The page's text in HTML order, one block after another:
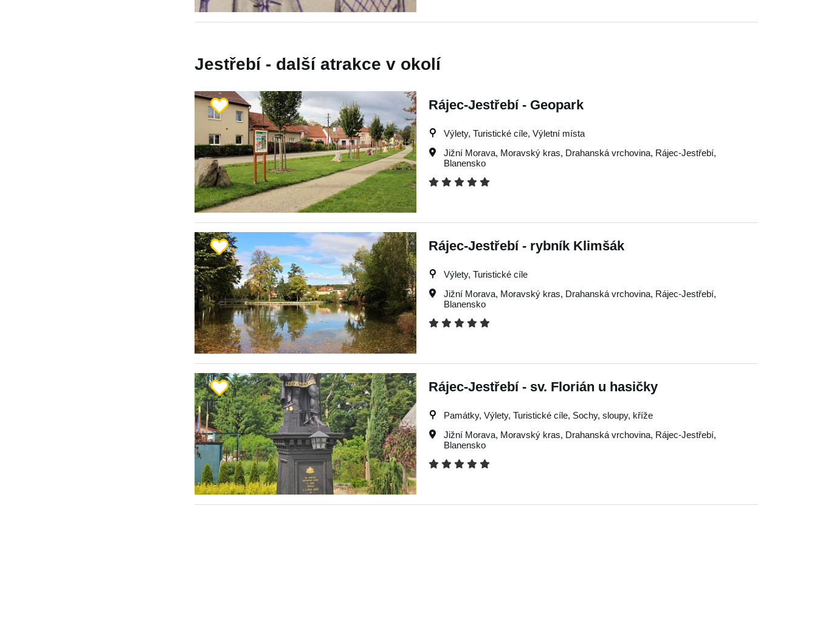
Jestřebí - další atrakce v okolí
Rájec-Jestřebí - Geopark
Výlety, Turistické cíle, Výletní místa
Jižní Morava, Moravský kras, Drahanská vrchovina, Rájec-Jestřebí,
Blanensko
Rájec-Jestřebí - rybník Klimšák
Výlety, Turistické cíle
Jižní Morava, Moravský kras, Drahanská vrchovina, Rájec-Jestřebí,
Blanensko
Rájec-Jestřebí - sv. Florián u hasičky
Památky, Výlety, Turistické cíle, Sochy, sloupy, kříže
Jižní Morava, Moravský kras, Drahanská vrchovina, Rájec-Jestřebí,
Blanensko